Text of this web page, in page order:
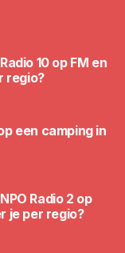
10 op FM en
regio?
een camping in
Radio 2 op
je per regio?